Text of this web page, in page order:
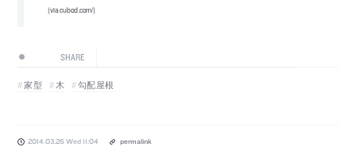
(via cubod.com/)
SHARE
家型 木 勾配屋根
2014.03.26 Wed 11:04 permalink